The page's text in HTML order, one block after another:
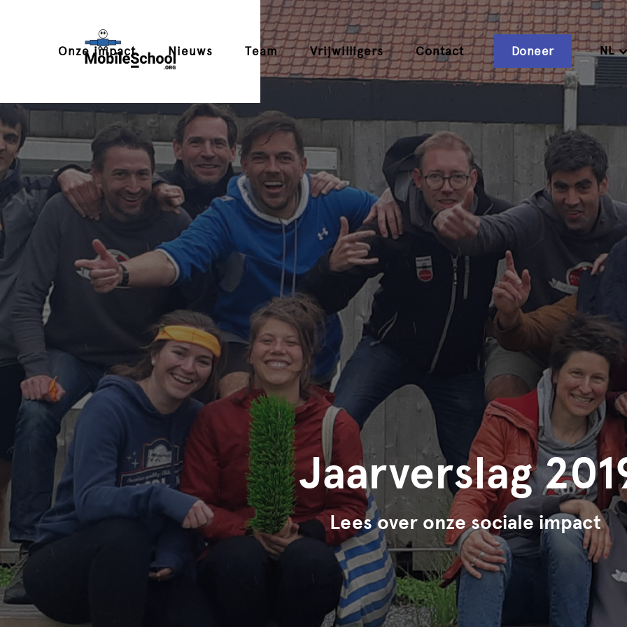
Onze impact Nieuws Team Vrijwilligers Contact Doneer NL
Jaarverslag
Lees over onze sociale impact